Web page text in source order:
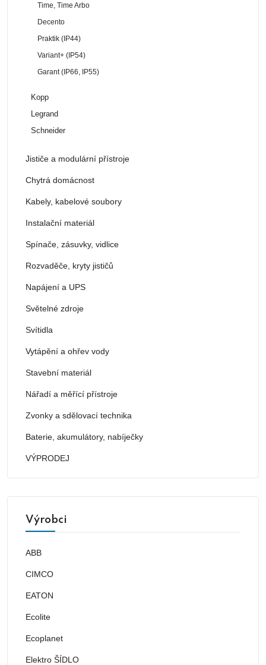
Time, Time Arbo
Decento
Praktik (IP44)
Variant+ (IP54)
Garant (IP66, IP55)
Kopp
Legrand
Schneider
Jističe a modulární přístroje
Chytrá domácnost
Kabely, kabelové soubory
Instalační materiál
Spínače, zásuvky, vidlice
Rozvaděče, kryty jističů
Napájení a UPS
Světelné zdroje
Svítidla
Vytápění a ohřev vody
Stavební materiál
Nářadí a měřící přístroje
Zvonky a sdělovací technika
Baterie, akumulátory, nabíječky
VÝPRODEJ
Výrobci
ABB
CIMCO
EATON
Ecolite
Ecoplanet
Elektro ŠÍDLO